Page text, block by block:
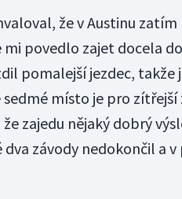
že v Austinu
mi povedlo zajet docela
pomalejší jezdec,
sedmé místo je pro
zajedu nějaký dobrý
závody nedokončil a